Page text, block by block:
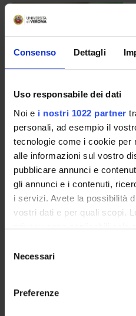
Consenso Dettagli
Uso responsabile dei dati
Noi e i nostri 1022 partner
personali, ad esempio il
tecnologie come i cookie per
alle informazioni sul vostro
pubblicare annunci e
gli annunci e i contenuti,
i servizi. Avete la possibilità
vostri dati e per quali scopi.
privacy sono applicabili solo
modificare o revocare il
momento dalla
delNecessari
Preferenze
MODULISTICA
DIPARTIMENTO
PRIMO
Assegnazione Senior
Valè
Al via il nuovo ciclo del
Scienze motorie e sportive